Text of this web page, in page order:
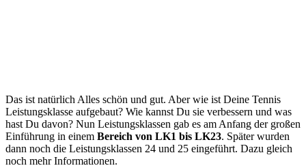
Das ist natürlich Alles schön und gut. Aber wie ist Deine Tennis
Leistungsklasse aufgebaut? Wie kannst Du sie verbessern und was
hast Du davon? Nun Leistungsklassen gab es am Anfang der großen
Einführung in einem Bereich von LK1 bis LK23. Später wurden
dann noch die Leistungsklassen 24 und 25 eingeführt. Dazu gleich
noch mehr Informationen.